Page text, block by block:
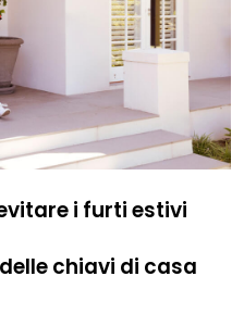
i furti estivi
chiavi di casa